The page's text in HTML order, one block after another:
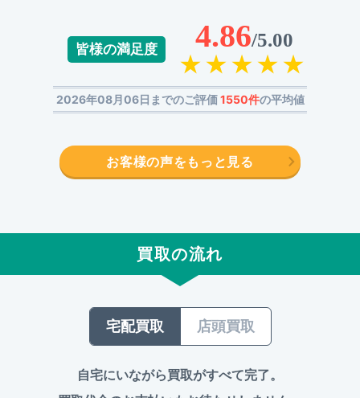
皆様の満足度 4.86/5.00
2026年08月06日までのご評価1550件の平均値
お客様の声をもっと見る
買取の流れ
宅配買取 店頭買取
自宅にいながら買取がすべて完了。